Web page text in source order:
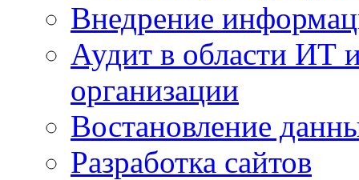
Внедрение
Аудит в области ИТ
организации
Востановление
Разработка сайтов